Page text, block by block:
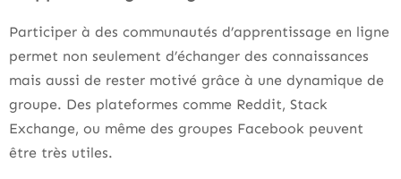
Participer à des communautés d’apprentissage en ligne
permet non seulement d’échanger des connaissances
mais aussi de rester motivé grâce à une dynamique de
groupe. Des plateformes comme Reddit, Stack
Exchange, ou même des groupes Facebook peuvent
être très utiles.